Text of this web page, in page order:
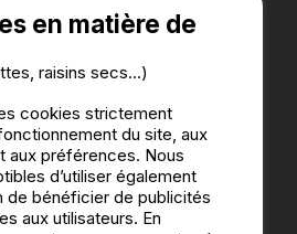
en matière de
raisins secs...)
cookies strictement
du site, aux
aux préférences. Nous
d’utiliser également
de bénéficier de publicités
aux utilisateurs. En